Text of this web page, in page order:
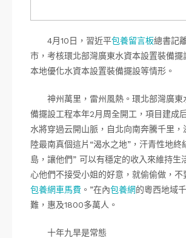
4月10日，習近平包養留言板總書記
市，考核環北部灣廣東水資本設置裝備擺
本地優化水資本設置裝備擺設等情形。
神州萬里，雷州風熱。環北部灣廣東
備擺設工程本年2月周全開工，項目建成
水將穿過云開山脈，自北向南奔騰千里，
陸最南真個這片“渴水之地”，汗青性地終
島，讓他們” 可以有穩定的收入來維持生
心他們不接受小姐的好意，就偷偷做，不
包養網車馬費 。”在內包養網的粵西地域
難，惠及1800多萬人。
十年九旱是常態